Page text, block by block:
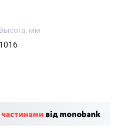
Высота, мм
1016